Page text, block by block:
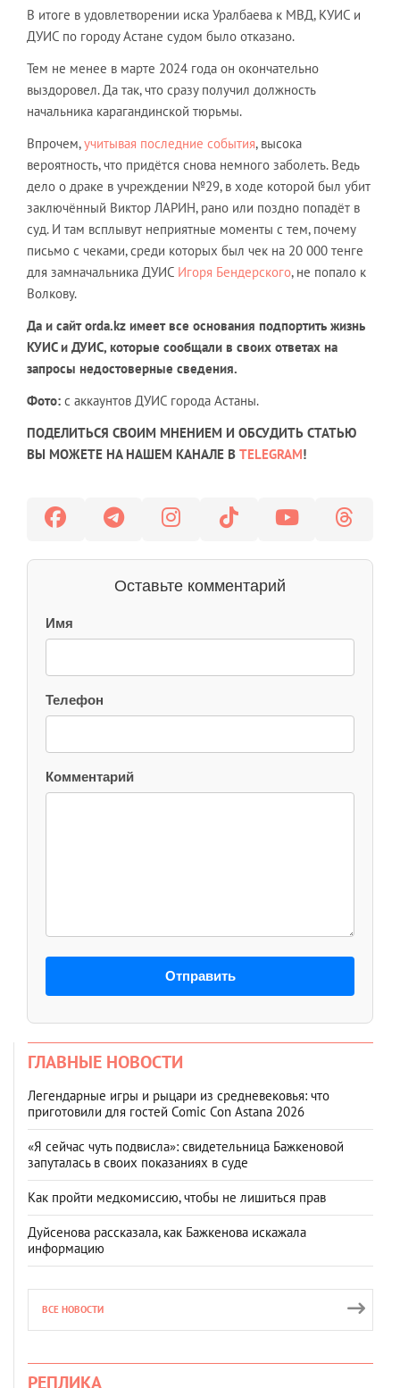
В итоге в удовлетворении иска Уралбаева к МВД, КУИС и
ДУИС по городу Астане судом было отказано.
Тем не менее в марте 2024 года он окончательно
выздоровел. Да так, что сразу получил должность
начальника карагандинской тюрьмы.
Впрочем,учитывая последние события, высока
вероятность, что придётся снова немного заболеть. Ведь
дело о драке в учреждении №29, в ходе которой был убит
заключённый Виктор ЛАРИН, рано или поздно попадёт в
суд. И там всплывут неприятные моменты с тем, почему
письмо с чеками, среди которых был чек на 20 000 тенге
для замначальника ДУИС Игоря Бендерского, не попало к
Волкову.
Да и сайт orda.kz имеет все основания подпортить жизнь
КУИС и ДУИС, которые сообщали в своих ответах на
запросы недостоверные сведения.
Фото: с аккаунтов ДУИС города Астаны.
ПОДЕЛИТЬСЯ СВОИМ МНЕНИЕМ И ОБСУДИТЬ СТАТЬЮ
ВЫ МОЖЕТЕ НА НАШЕМ КАНАЛЕ В TELEGRAM!
Оставьте комментарий
Имя
Телефон
Комментарий
Отправить
ГЛАВНЫЕ НОВОСТИ
Легендарные игры и рыцари из средневековья: что
приготовили для гостей Comic Con Astana 2026
«Я сейчас чуть подвисла»: свидетельница Бажкеновой
запуталась в своих показаниях в суде
Как пройти медкомиссию, чтобы не лишиться прав
Дуйсенова рассказала, как Бажкенова искажала
информацию
ВСЕ НОВОСТИ
РЕПЛИКА